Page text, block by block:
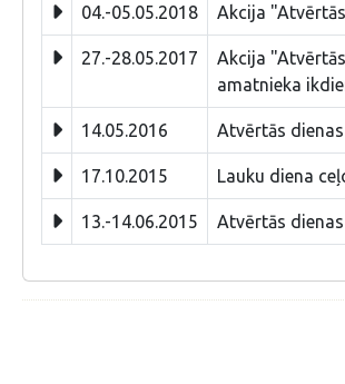
04.-05.05.2018 Akcija
27.-28.05.2017
Akcija
amatnieka
14.05.2016 Atvērtās
17.10.2015 Lauku diena
13.-14.06.2015 Atvērtās